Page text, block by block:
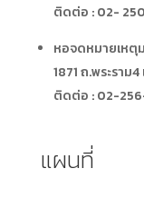
ติดต่อ : 02-
หอจดหมายเห
1871 ถ.พระราม
ติดต่อ : 02-
แผนที่